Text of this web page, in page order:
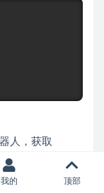
人，获取
道信息。最后
我的 顶部